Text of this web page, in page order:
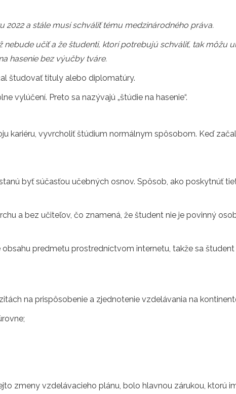
2022 a stále musí schváliť tému medzinárodného práva.
učiť a že študenti, ktorí potrebujú schváliť, tak môžu
hasenie bez výučby tváre.
študovať tituly alebo diplomatúry.
vylúčení. Preto sa nazývajú „štúdie na hasenie“.
kariéru, vyvrcholiť štúdium normálnym spôsobom. Keď
byť súčasťou učebných osnov. Spôsob, ako poskytnúť
a bez učiteľov, čo znamená, že študent nie je povinný
predmetu prostredníctvom internetu, takže sa
na prispôsobenie a zjednotenie vzdelávania na
zmeny vzdelávacieho plánu, bolo hlavnou zárukou, ktorú